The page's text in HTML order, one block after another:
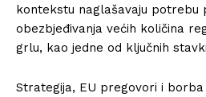
kontekstu naglašavaju potrebu
obezbjeđivanja većih količina
grlu, kao jedne od ključnih
Strategija, EU pregovori i